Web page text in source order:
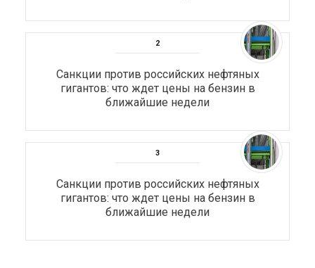
Санкции против российских нефтяных
гигантов: что ждет цены на бензин в
ближайшие недели
Санкции против российских нефтяных
гигантов: что ждет цены на бензин в
ближайшие недели